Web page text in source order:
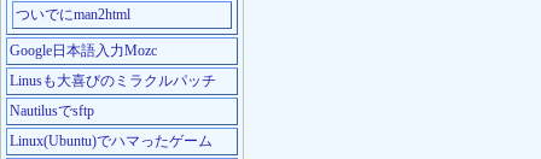
ついでにman2html
Google日本語入力Mozc
Linusも大喜びのミラクルパッチ
Nautilusでsftp
Linux(Ubuntu)でハマったゲーム